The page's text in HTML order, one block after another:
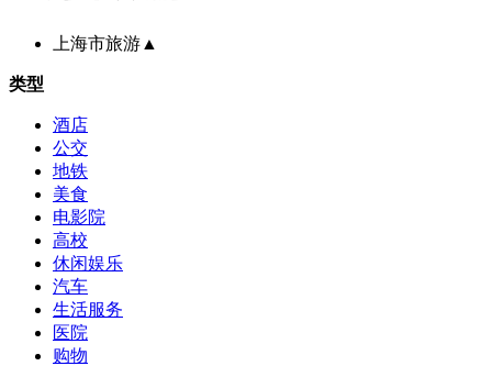
上海市旅游 ▲
类型
酒店
公交
地铁
美食
电影院
高校
休闲娱乐
汽车
生活服务
医院
购物